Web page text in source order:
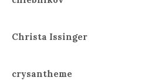
Christa Issinger
crysantheme